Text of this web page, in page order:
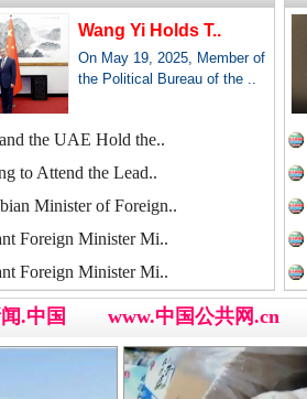
中国
中国
中国
中国
Wang Yi Holds T..
On May 19, 2025, Member of
the Political Bureau of the ..
the UAE Hold the..
to Attend the Lead..
Minister of Foreign..
Foreign Minister Mi..
Foreign Minister Mi..
.中国 www.中国公共网.cn